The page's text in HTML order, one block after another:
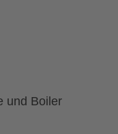
und Boiler